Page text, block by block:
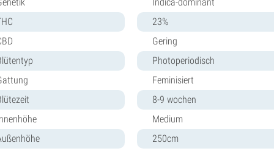
23%
Gering
Photoperiodisch
Feminisiert
8-9 wochen
Medium
250cm